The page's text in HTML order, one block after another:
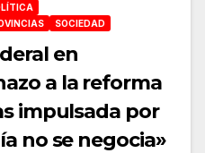
SOCIEDAD
en
a la reforma
impulsada por
no se negocia»